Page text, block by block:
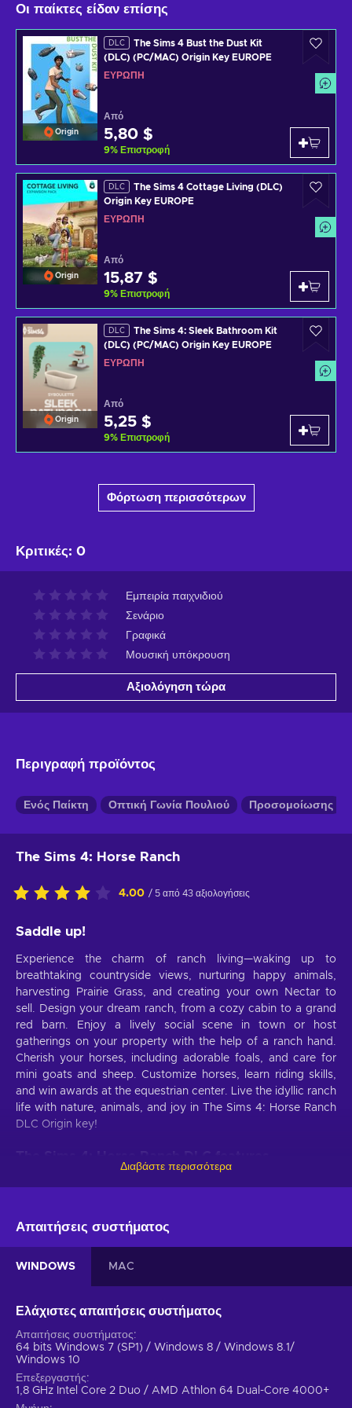
Οι παίκτες είδαν επίσης
Origin
DLC
The Sims 4 Bust the Dust Kit
(DLC) (PC/MAC) Origin Key EUROPE
ΕΥΡΏΠΗ
Από
5,80 $
9% Επιστροφή
Origin
DLC
The Sims 4 Cottage Living (DLC)
Origin Key EUROPE
ΕΥΡΏΠΗ
Από
15,87 $
9% Επιστροφή
Origin
DLC
The Sims 4: Sleek Bathroom Kit
(DLC) (PC/MAC) Origin Key EUROPE
ΕΥΡΏΠΗ
Από
5,25 $
9% Επιστροφή
Φόρτωση περισσότερων
Κριτικές: 0
Εμπειρία παιχνιδιού
Σενάριο
Γραφικά
Μουσική υπόκρουση
Αξιολόγηση τώρα
Περιγραφή προϊόντος
Ενός Παίκτη Οπτική Γωνία Πουλιού Προσομοίωσης
The Sims 4: Horse Ranch
4.00 / 5 από 43 αξιολογήσεις
Saddle up!
Experience the charm of ranch living—waking up to
breathtaking countryside views, nurturing happy animals,
harvesting Prairie Grass, and creating your own Nectar to
sell. Design your dream ranch, from a cozy cabin to a grand
red barn. Enjoy a lively social scene in town or host
gatherings on your property with the help of a ranch hand.
Cherish your horses, including adorable foals, and care for
mini goats and sheep. Customize horses, learn riding skills,
and win awards at the equestrian center. Live the idyllic ranch
life with nature, animals, and joy in The Sims 4: Horse Ranch
DLC Origin key!
ranch, and immersing yourself in the idyllic countryside. This
is what awaits you in this The Sims 4 DLC:
including flannel shirts, jeans with chaps, and button-up
Western shirts, and complete the look with classic
Cowboy boots and hats;
building items that exude charm, like weathered wood
Διαβάστε περισσότερα
Απαιτήσεις συστήματος
WINDOWS MAC
Ελάχιστες απαιτήσεις συστήματος
Απαιτήσεις συστήματος
64 bits Windows 7 (SP1) / Windows 8 / Windows 8.1/
Windows 10
Επεξεργαστής
1,8 GHz Intel Core 2 Duo / AMD Athlon 64 Dual-Core 4000+